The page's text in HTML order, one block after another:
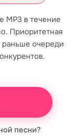
MP3 в течение
Приоритетная
раньше очереди
песни?